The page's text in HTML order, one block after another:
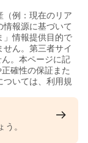
（例：現在のリア
報源に基づいて
」情報提供目的で
ん。第三者サイ
。本ページに記
確性の保証また
いては、利用規
。